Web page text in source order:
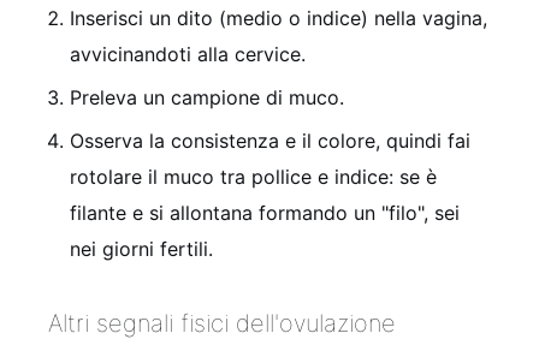
Inserisci un dito (medio o indice) nella vagina,
avvicinandoti alla cervice.
Preleva un campione di muco.
Osserva la consistenza e il colore, quindi fai
rotolare il muco tra pollice e indice: se è
filante e si allontana formando un "filo", sei
nei giorni fertili.
Altri segnali fisici dell'ovulazione